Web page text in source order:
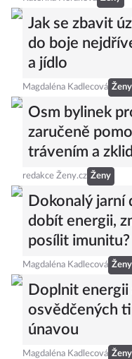
Jak se zbavit
do boje
a jídlo
Magdaléna Kadlecová Ženy
Osm bylinek
zaručeně
trávením a
redakce Ženy.cz Ženy
Dokonalý jarní
dobít energii,
posílit imunitu?
Magdaléna Kadlecová Ženy
Doplnit
osvědčených
únavou
Magdaléna Kadlecová Ženy